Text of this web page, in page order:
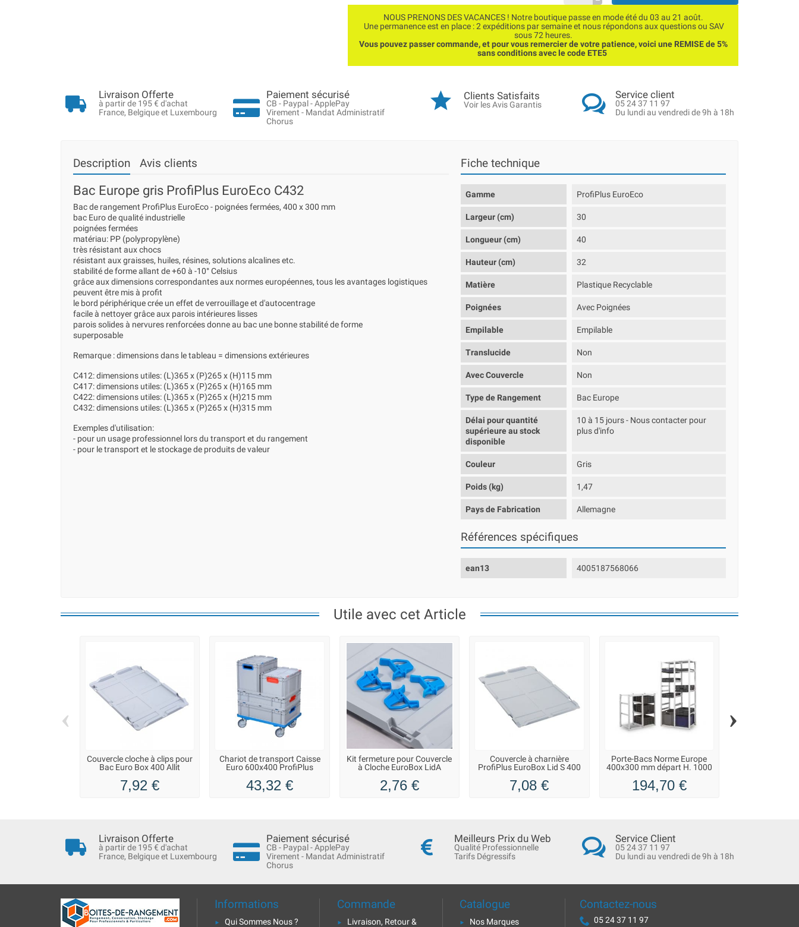
NOUS PRENONS DES VACANCES ! Notre boutique passe en mode été du 03 au 21 août.
Une permanence est en place : 2 expéditions par semaine et nous répondons aux questions ou SAV
sous 72 heures.
Vous pouvez passer commande, et pour vous remercier de votre patience, voici une REMISE de 5%
sans conditions avec le code ETE5
Livraison Offerte
à partir de 195 € d'achat
France, Belgique et Luxembourg
Paiement sécurisé
CB - Paypal - ApplePay
Virement - Mandat Administratif
Chorus
Clients Satisfaits
Voir les Avis Garantis
Service client
05 24 37 11 97
Du lundi au vendredi de 9h à 18h
Description Avis clients
Bac Europe gris ProfiPlus EuroEco C432
Bac de rangement ProfiPlus EuroEco - poignées fermées, 400 x 300 mm
bac Euro de qualité industrielle
poignées fermées
matériau: PP (polypropylène)
très résistant aux chocs
résistant aux graisses, huiles, résines, solutions alcalines etc.
stabilité de forme allant de +60 à -10° Celsius
grâce aux dimensions correspondantes aux normes européennes, tous les avantages logistiques
peuvent être mis à profit
le bord périphérique crée un effet de verrouillage et d'autocentrage
facile à nettoyer grâce aux parois intérieures lisses
parois solides à nervures renforcées donne au bac une bonne stabilité de forme
superposable
Remarque : dimensions dans le tableau = dimensions extérieures
C412: dimensions utiles: (L)365 x (P)265 x (H)115 mm
C417: dimensions utiles: (L)365 x (P)265 x (H)165 mm
C422: dimensions utiles: (L)365 x (P)265 x (H)215 mm
C432: dimensions utiles: (L)365 x (P)265 x (H)315 mm
Exemples d'utilisation:
- pour un usage professionnel lors du transport et du rangement
- pour le transport et le stockage de produits de valeur
Fiche technique
Gamme ProfiPlus EuroEco
Largeur (cm) 30
Longueur (cm) 40
Hauteur (cm) 32
Matière Plastique Recyclable
Poignées Avec Poignées
Empilable Empilable
Translucide Non
Avec Couvercle Non
Type de Rangement Bac Europe
Délai pour quantité
supérieure au stock
disponible
10 à 15 jours - Nous contacter pour
plus d'info
Couleur Gris
Poids (kg) 1,47
Pays de Fabrication Allemagne
Références spécifiques
ean13 4005187568066
Utile avec cet Article
Couvercle cloche à clips pour
Bac Euro Box 400 Allit
7,92 €
Chariot de transport Caisse
Euro 600x400 ProfiPlus
43,32 €
Kit fermeture pour Couvercle
à Cloche EuroBox LidA
2,76 €
Couvercle à charnière
ProfiPlus EuroBox Lid S 400
7,08 €
Porte-Bacs Norme Europe
400x300 mm départ H. 1000
194,70 €
‹ ›
Livraison Offerte
à partir de 195 € d'achat
France, Belgique et Luxembourg
Paiement sécurisé
CB - Paypal - ApplePay
Virement - Mandat Administratif
Chorus
Meilleurs Prix du Web
Qualité Professionnelle
Tarifs Dégressifs
Service Client
05 24 37 11 97
Du lundi au vendredi de 9h à 18h
Informations
Qui Sommes Nous ?
Commande
Livraison, Retour &
Catalogue
Nos Marques
Contactez-nous
05 24 37 11 97